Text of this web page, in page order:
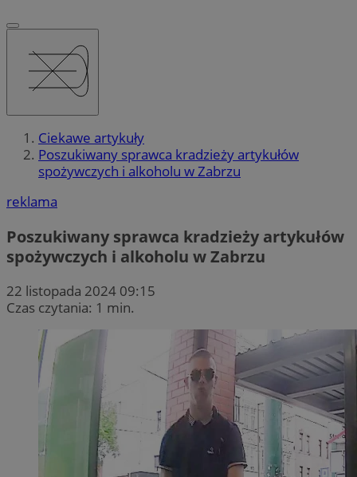
Ciekawe artykuły
Poszukiwany sprawca kradzieży artykułów
spożywczych i alkoholu w Zabrzu
reklama
Poszukiwany sprawca kradzieży artykułów
spożywczych i alkoholu w Zabrzu
22 listopada 2024 09:15
Czas czytania: 1 min.